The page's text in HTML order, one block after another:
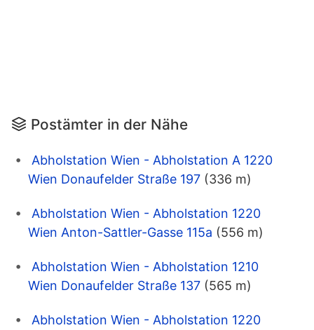
Postämter in der Nähe
Abholstation Wien - Abholstation A 1220
Wien Donaufelder Straße 197 (336 m)
Abholstation Wien - Abholstation 1220
Wien Anton-Sattler-Gasse 115a (556 m)
Abholstation Wien - Abholstation 1210
Wien Donaufelder Straße 137 (565 m)
Abholstation Wien - Abholstation 1220